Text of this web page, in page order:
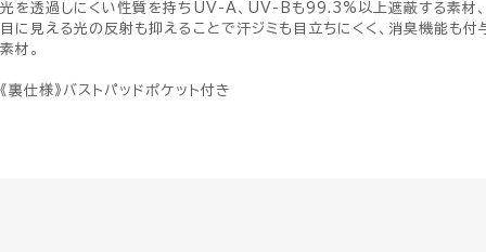
光を透過しにくい性質を持ちUV-A、UV-Bも99.3%以上遮蔽する素材
目に見える光の反射も抑えることで汗ジミも目立ちにくく、消臭機能も
素材。
《裏仕様》バストパッドポケット付き